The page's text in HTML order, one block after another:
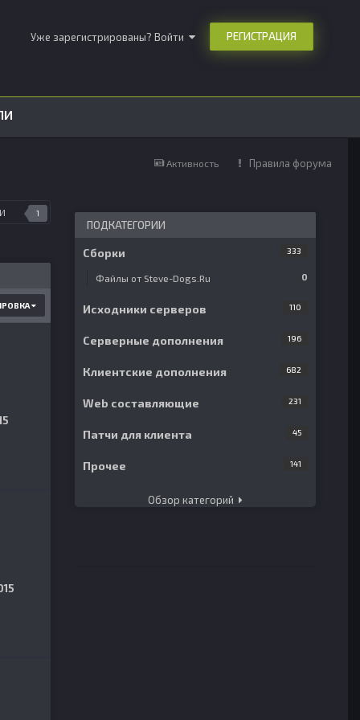
Уже зарегистрированы? Войти РЕГИСТРАЦИЯ
Активность Правила форума
1
ПОДКАТЕГОРИИ
333
Сборки
0
Файлы от Steve-Dogs.Ru
110
Исходники серверов
196
Серверные дополнения
682
Клиентские дополнения
231
Web составляющие
45
Патчи для клиента
141
Прочее
Обзор категорий